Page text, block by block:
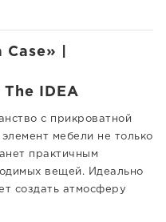
|
IDEA
с прикроватной
мебели не только
практичным
вещей. Идеально
создать атмосферу